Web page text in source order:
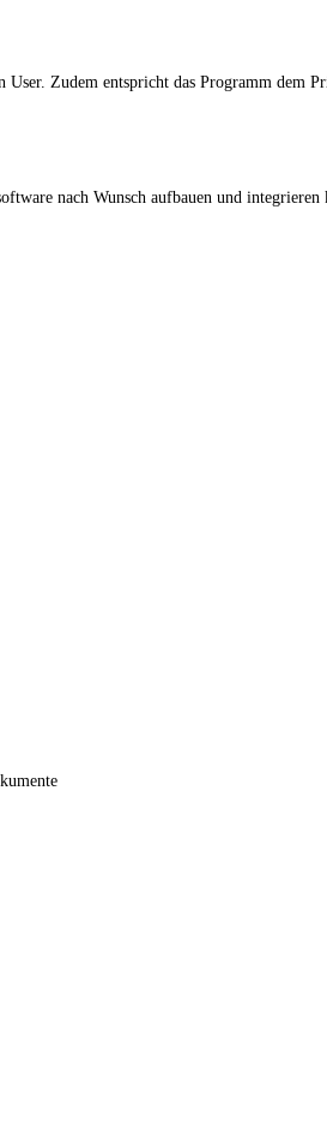
Zudem entspricht das Programm dem
nach Wunsch aufbauen und integrieren